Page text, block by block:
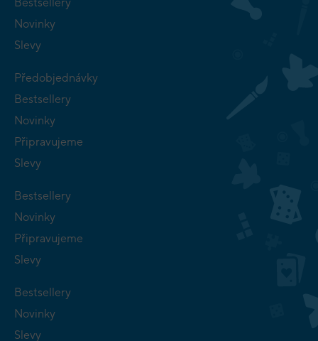
Novinky
Slevy
Předobjednávky
Bestsellery
Novinky
Připravujeme
Slevy
Bestsellery
Novinky
Připravujeme
Slevy
Bestsellery
Novinky
Slevy